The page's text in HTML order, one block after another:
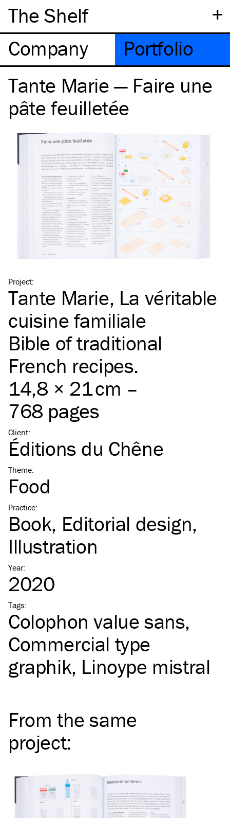
+
The Shelf
Company
Portfolio
Tante Marie — Faire une
pâte feuilletée
Project:
Tante Marie, La véritable
cuisine familiale
Bible of traditional
French recipes.
14,8 × 21 cm –
768 pages
Client:
Éditions du Chêne
Theme:
Food
Practice:
Book Editorial design
Illustration
Year:
2020
Tags:
Colophon value sans
Commercial type
graphik Linoype mistral
From the same
project: